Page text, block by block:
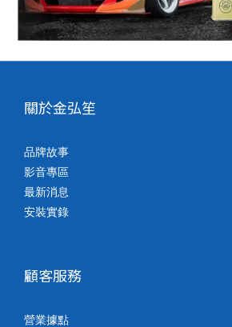
關於金弘笙
品牌故事
影音專區
最新消息
安裝實錄
顧客服務
營業據點